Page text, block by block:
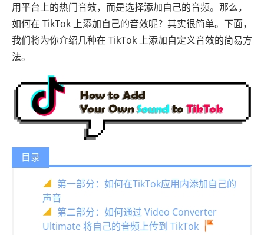
用平台上的热门音效，而是选择添加自己的音频。那么，
如何在 TikTok 上添加自己的音效呢？其实很简单。下面，
我们将为你介绍几种在 TikTok 上添加自定义音效的简易方
法。
目录
第一部分：如何在TikTok应用内添加自己的
声音
第二部分：如何通过 Video Converter
Ultimate 将自己的音频上传到 TikTok